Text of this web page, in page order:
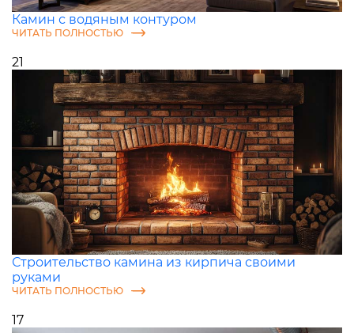
Камин с водяным контуром
ЧИТАТЬ ПОЛНОСТЬЮ
21
Строительство камина из кирпича своими
руками
ЧИТАТЬ ПОЛНОСТЬЮ
17